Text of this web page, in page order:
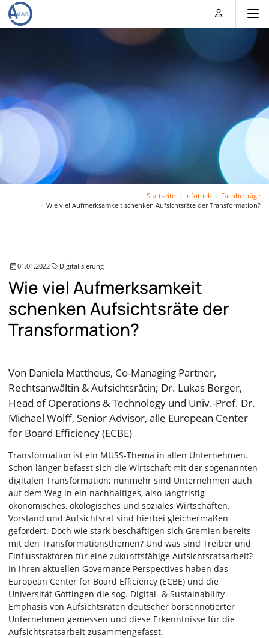
Direkt
zum
Inhalt
Direkt
zum
Hauptmenu
Direkt
zur
Suche
Direkt
zum
Footer
Startseite Infothek
Fachbeiträge
Wie viel Aufmerksamkeit schenken Aufsichtsräte der Transformation?
01.01.2022 Digitalisierung
Wie viel Aufmerksamkeit
schenken Aufsichtsräte der
Transformation?
Von Daniela Mattheus, Co-Managing Partner,
Rechtsanwältin & Aufsichtsrätin; Dr. Lukas Berger,
Head of Operations & Technology und Univ.-Prof. Dr.
Michael Wolff, Senior Advisor, alle European Center
for Board Efficiency (ECBE)
Transformation ist ein MUSS-Thema in allen Unternehmen.
Schon länger befasst sich die Wirtschaft mit der sogenannten
digitalen Transformation; nunmehr sind Unternehmen auch
auf dem Weg in ein nachhaltiges, also langfristig
ökonomisches, ökologisches und soziales Wirtschaften.
Vorstand und Aufsichtsrat sind hierbei gleichermaßen
gefordert. Doch wie stark beschäftigen sich Gremien bereits
mit den Transformationsthemen? Und was sind Treiber und
Einflussfaktoren für eine zukunftsfähige Aufsichtsratsarbeit?
In ihren aktuellen Governance Perspectives haben das
European Center for Board Efficiency (ECBE) und die
Universität Göttingen die sog. Digital- & Sustainability-
Emphasis von Aufsichtsräten deutscher börsennotierter
Unternehmen gemessen und diese Erkenntnisse für die
Aufsichtsratsarbeit zusammengefasst.